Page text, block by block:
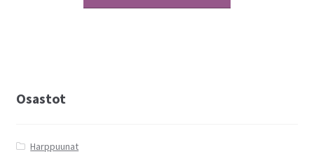
Osastot
Harppuunat